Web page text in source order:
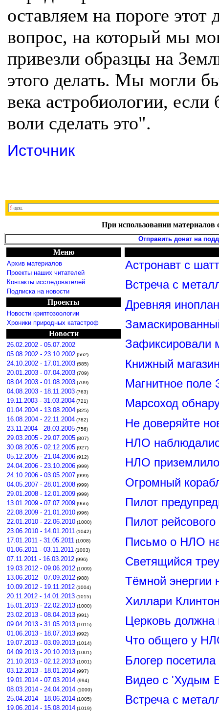
оставляем на пороге
вопрос, на который мы
привезли образцы на
этого делать. Мы могли
века астробиологии,
воли сделать это".
Источник
При использовании материалов
Отправить донат на
Меню
Архив материалов
Проекты наших читателей
Контакты исследователей
Подписка на новости
Проекты
Новости криптозоологии
Хроники природных катастроф
Новости
26.02.2002 - 05.07.2002
05.08.2002 - 23.10.2002 (562)
24.10.2002 - 17.01.2003 (585)
20.01.2003 - 07.04.2003 (709)
08.04.2003 - 01.08.2003 (709)
04.08.2003 - 18.11.2003 (763)
19.11.2003 - 31.03.2004 (721)
01.04.2004 - 13.08.2004 (825)
16.08.2004 - 22.11.2004 (782)
23.11.2004 - 28.03.2005 (756)
29.03.2005 - 29.07.2005 (807)
30.08.2005 - 02.12.2005 (927)
05.12.2005 - 21.04.2006 (912)
24.04.2006 - 23.10.2006 (999)
24.10.2006 - 03.05.2007 (999)
04.05.2007 - 28.01.2008 (999)
29.01.2008 - 12.01.2009 (999)
13.01.2009 - 07.07.2009 (966)
22.08.2009 - 21.01.2010 (996)
22.01.2010 - 22.06.2010 (1000)
23.06.2010 - 14.01.2011 (1042)
17.01.2011 - 31.05.2011 (1008)
01.06.2011 - 03.11.2011 (1003)
07.11.2011 - 16.03.2012 (996)
19.03.2012 - 09.06.2012 (1009)
13.06.2012 - 07.09.2012 (988)
10.09.2012 - 19.11.2012 (1004)
20.11.2012 - 14.01.2013 (1015)
15.01.2013 - 22.02.2013 (1000)
23.02.2013 - 08.04.2013 (991)
09.04.2013 - 31.05.2013 (1015)
01.06.2013 - 18.07.2013 (992)
19.07.2013 - 03.09.2013 (1014)
04.09.2013 - 20.10.2013 (1001)
21.10.2013 - 02.12.2013 (1001)
03.12.2013 - 18.01.2014 (997)
19.01.2014 - 07.03.2014 (994)
08.03.2014 - 24.04.2014 (1000)
25.04.2014 - 18.06.2014 (1005)
19.06.2014 - 15.08.2014 (1019)
Астронавт с
Встреча с
Древняя
Зафиксировали
Книжный
Магнитное поле
Марсоход
Не доверяйте
НЛО
НЛО
Огромный
Пилот
Пилот
Письмо о НЛО
Светящийся
Тёмной энергии
Хиллари
Церковь должна
Что общего у
Блогер
Видео с 'Худым
Встреча с